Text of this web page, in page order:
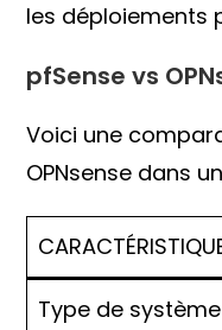
les déploiements
pfSense vs
Voici une
OPNsense dans
Type de système